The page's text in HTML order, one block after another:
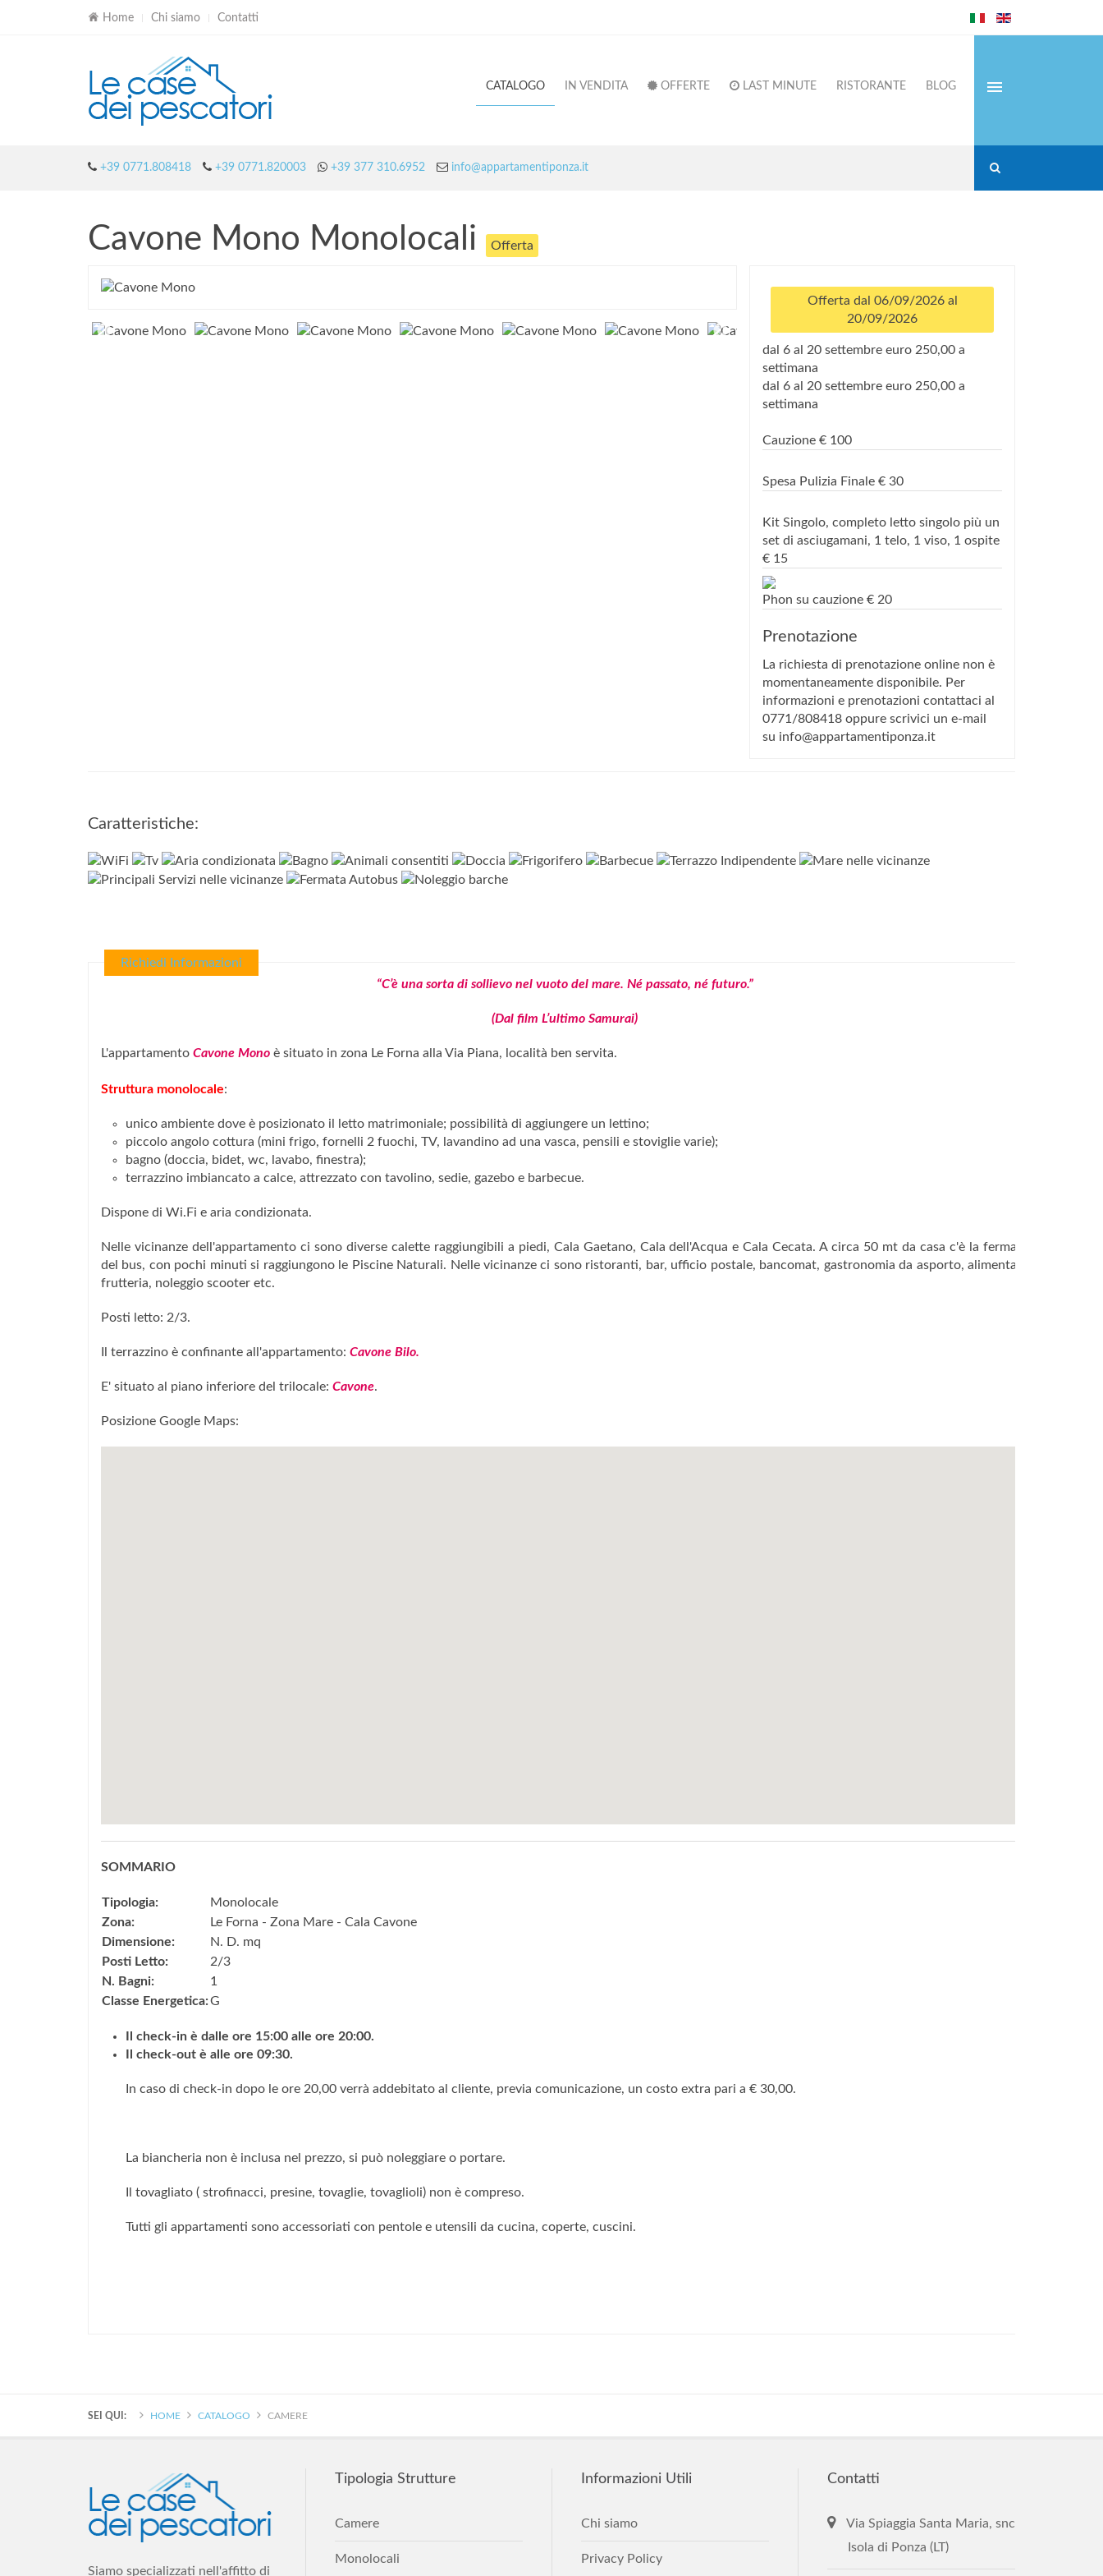
Home Chi siamo Contatti
CATALOGO IN VENDITA OFFERTE LAST MINUTE RISTORANTE BLOG
+39 0771.808418 +39 0771.820003 +39 377 310.6952 info@appartamentiponza.it
Cavone Mono Monolocali Offerta
Offerta dal 06/09/2026 al
20/09/2026
dal 6 al 20 settembre euro 250,00 a
settimana
dal 6 al 20 settembre euro 250,00 a
settimana
Cauzione € 100
Spesa Pulizia Finale € 30
Kit Singolo, completo letto singolo più un
set di asciugamani, 1 telo, 1 viso, 1 ospite
€ 15
Phon su cauzione € 20
Prenotazione
La richiesta di prenotazione online non è
momentaneamente disponibile. Per
informazioni e prenotazioni contattaci al
0771/808418 oppure scrivici un e-mail
su info@appartamentiponza.it
Caratteristiche:
Richiedi Informazioni
“C’è una sorta di sollievo nel vuoto del mare. Né passato, né futuro.”
(Dal film L’ultimo Samurai)
L'appartamento Cavone Mono è situato in zona Le Forna alla Via Piana, località ben servita.
Struttura monolocale:
unico ambiente dove è posizionato il letto matrimoniale; possibilità di aggiungere un lettino;
piccolo angolo cottura (mini frigo, fornelli 2 fuochi, TV, lavandino ad una vasca, pensili e stoviglie varie);
bagno (doccia, bidet, wc, lavabo, finestra);
terrazzino imbiancato a calce, attrezzato con tavolino, sedie, gazebo e barbecue.
Dispone di Wi.Fi e aria condizionata.
Nelle vicinanze dell'appartamento ci sono diverse calette raggiungibili a piedi, Cala Gaetano, Cala dell'Acqua e Cala Cecata. A circa 50 mt da casa c'è la fermata
del bus, con pochi minuti si raggiungono le Piscine Naturali. Nelle vicinanze ci sono ristoranti, bar, ufficio postale, bancomat, gastronomia da asporto, alimentari,
frutteria, noleggio scooter etc.
Posti letto: 2/3.
Il terrazzino è confinante all'appartamento: Cavone Bilo.
E' situato al piano inferiore del trilocale: Cavone.
Posizione Google Maps:
SOMMARIO
Tipologia:
Monolocale
Zona:
Le Forna - Zona Mare - Cala Cavone
Dimensione:
N. D. mq
Posti Letto:
2/3
N. Bagni:
1
Classe Energetica:G
Il check-in è dalle ore 15:00 alle ore 20:00.
Il check-out è alle ore 09:30.
In caso di check-in dopo le ore 20,00 verrà addebitato al cliente, previa comunicazione, un costo extra pari a € 30,00.
La biancheria non è inclusa nel prezzo, si può noleggiare o portare.
Il tovagliato ( strofinacci, presine, tovaglie, tovaglioli) non è compreso.
Tutti gli appartamenti sono accessoriati con pentole e utensili da cucina, coperte, cuscini.
SEI QUI: HOME CATALOGO CAMERE
Siamo specializzati nell'affitto di
Tipologia Strutture
Camere
Monolocali
Informazioni Utili
Chi siamo
Privacy Policy
Contatti
Via Spiaggia Santa Maria, snc
Isola di Ponza (LT)